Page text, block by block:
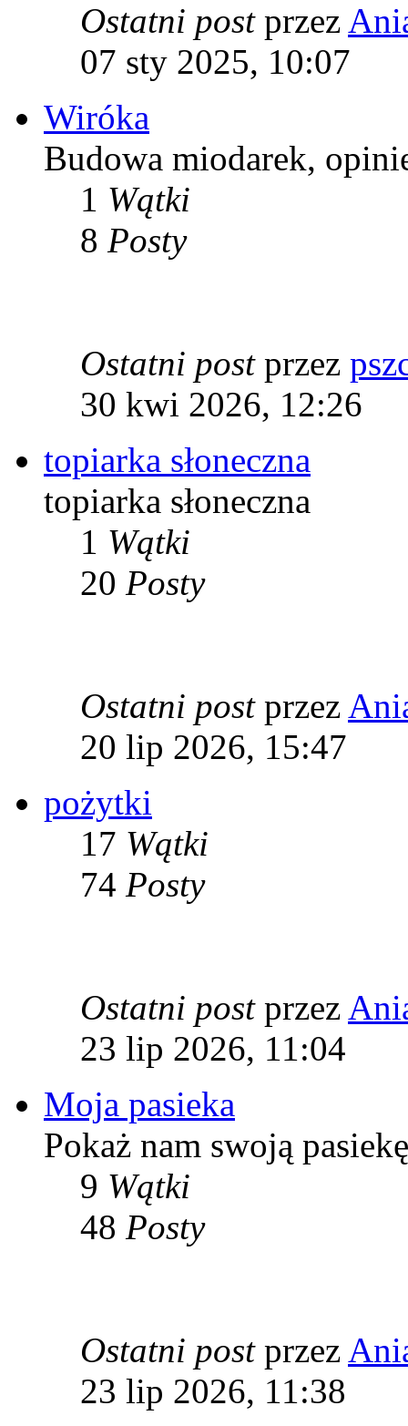
Ostatni postprzez
07 sty 2025, 10:07
Wiróka
Budowa miodarek,
1 Wątki
8 Posty
Ostatni postprzez
30 kwi 2026, 12:26
topiarka słoneczna
topiarka słoneczna
1 Wątki
20 Posty
Ostatni postprzez
20 lip 2026, 15:47
pożytki
17 Wątki
74 Posty
Ostatni postprzez
23 lip 2026, 11:04
Moja pasieka
Pokaż nam swoją
9 Wątki
48 Posty
Ostatni postprzez
23 lip 2026, 11:38